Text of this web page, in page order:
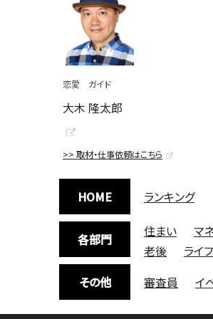
恋愛 ガイド
大木 隆太郎
>> 取材・仕事依頼はこちら
HOME ランキング
各部門 住まい
マ
老後
ライ
その他
審査員 イ